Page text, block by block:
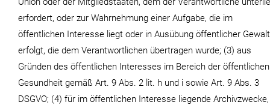
erfordert, oder zur Wahrnehmung einer Aufgabe, die im
öffentlichen Interesse liegt oder in Ausübung öffentlicher Gewalt
erfolgt, die dem Verantwortlichen übertragen wurde; (3) aus
Gründen des öffentlichen Interesses im Bereich der öffentlichen
Gesundheit gemäß Art. 9 Abs. 2 lit. h und i sowie Art. 9 Abs. 3
DSGVO; (4) für im öffentlichen Interesse liegende Archivzwecke,